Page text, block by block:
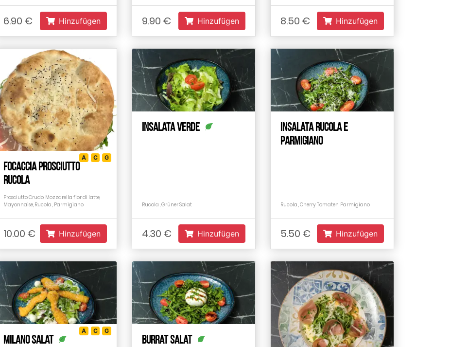
6.90 € Hinzufügen 9.90 € Hinzufügen 8.50 € Hinzufügen
Focaccia Prosciutto
Rucola
A C G
Prosciutto Crudo, Mozzarella fior di latte,
Mayonnaise, Rucola , Parmigiano
10.00 € Hinzufügen
Insalata Verde
Rucola , Grüner Salat
4.30 € Hinzufügen
Insalata Rucola e
Parmigiano
Rucola , Cherry Tomaten, Parmigiano
5.50 € Hinzufügen
Milano Salat
A C G
Burrat Salat